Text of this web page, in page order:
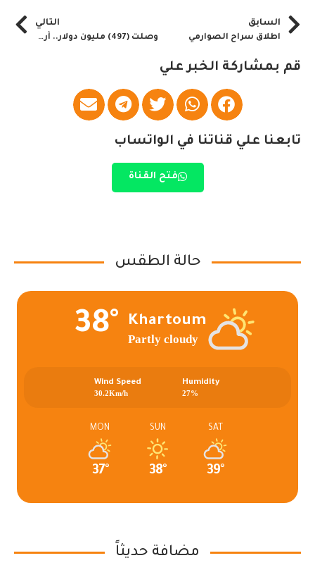
السابق
اطلاق سراح الصوارمي
التالي
وصلت (497) مليون دولار.. أرباح زين تجبر الكويتية على هذا القرار..
قم بمشاركة الخبر علي
تابعنا علي قناتنا في الواتساب
فتح القناة
حالة الطقس
Khartoum
Partly cloudy
38°
Humidity
27%
Wind Speed
30.2Km/h
SAT
39°
SUN
38°
MON
37°
مضافة حديثاً